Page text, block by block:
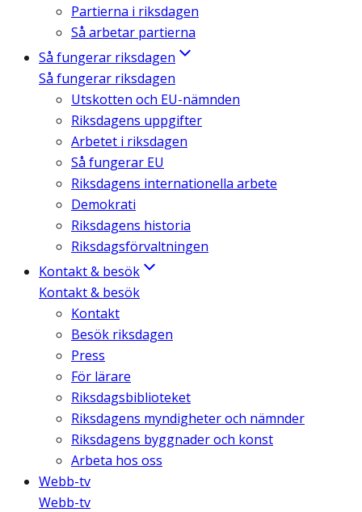
Partierna i riksdagen
Så arbetar partierna
Så fungerar riksdagen
Så fungerar riksdagen
Utskotten och EU-nämnden
Riksdagens uppgifter
Arbetet i riksdagen
Så fungerar EU
Riksdagens internationella arbete
Demokrati
Riksdagens historia
Riksdagsförvaltningen
Kontakt & besök
Kontakt & besök
Kontakt
Besök riksdagen
Press
För lärare
Riksdagsbiblioteket
Riksdagens myndigheter och nämnder
Riksdagens byggnader och konst
Arbeta hos oss
Webb-tv
Webb-tv